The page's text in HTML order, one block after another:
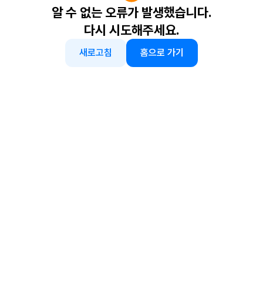
알 수 없는 오류가 발생했습니다.
다시 시도해주세요.
새로고침 홈으로 가기